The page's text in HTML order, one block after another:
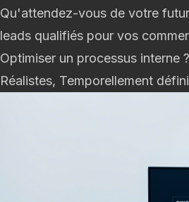
Qu'attendez-vous de votre
leads qualifiés pour vos
Optimiser un processus interne
Réalistes, Temporellement